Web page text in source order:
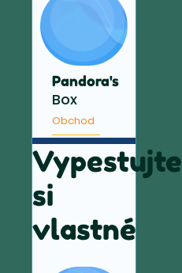
Pandora's
Box
Obchod
Vypestujte
si
vlastné